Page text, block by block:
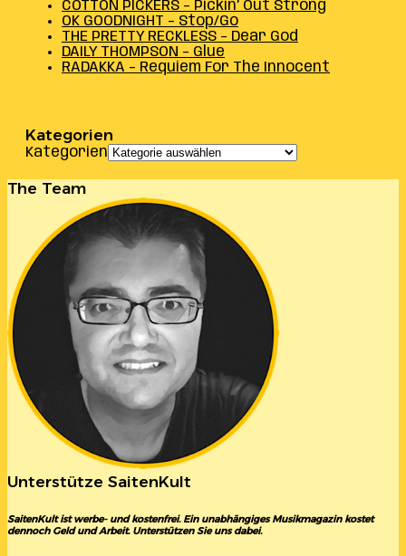
COTTON PICKERS – Pickin’ Out Strong
OK GOODNIGHT – Stop/Go
THE PRETTY RECKLESS – Dear God
DAILY THOMPSON – Glue
RADAKKA – Requiem For The Innocent
Kategorien
Kategorien
The Team
Unterstütze SaitenKult
SaitenKult ist werbe- und kostenfrei. Ein unabhängiges Musikmagazin kostet
dennoch Geld und Arbeit. Unterstützen Sie uns dabei.